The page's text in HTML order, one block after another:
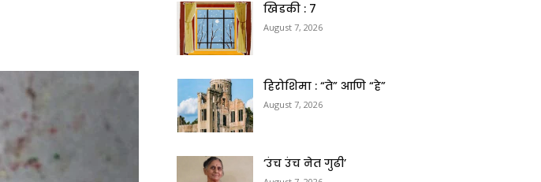
खिडकी : 7
August 7, 2026
हिरोशिमा : “ते” आणि “हे”
August 7, 2026
‘उंच उंच नेत गुढी’